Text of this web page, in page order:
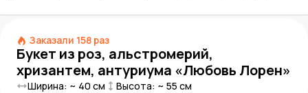
Заказали 158 раз
Букет из роз, альстромерий,
хризантем, антуриума «Любовь Лорен»
Ширина: ~ 40 см Высота: ~ 55 см